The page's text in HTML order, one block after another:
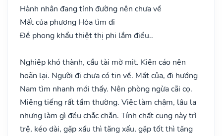
Hành nhân đang tính đường nên chưa về
Mất của phương Hỏa tìm đi
Đề phong khẩu thiệt thị phi lắm điều..
Nghiệp khó thành, cầu tài mờ mịt. Kiện cáo nên
hoãn lại. Người đi chưa có tin về. Mất của, đi hướng
Nam tìm nhanh mới thấy. Nên phòng ngừa cãi cọ.
Miệng tiếng rất tầm thường. Việc làm chậm, lâu la
nhưng làm gì đều chắc chắn. Tính chất cung này trì
trệ, kéo dài, gặp xấu thì tăng xấu, gặp tốt thì tăng